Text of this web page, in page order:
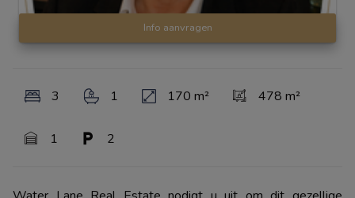
Info aanvragen
3 1 170 m² 478 m²
1 2